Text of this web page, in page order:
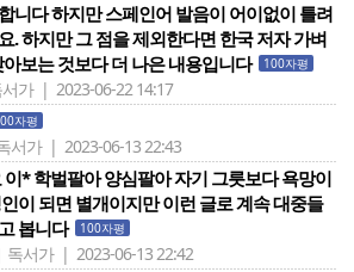
니다 하지만 스페인어 발음이 어이없이 틀려
. 하지만 그 점을 제외한다면 한국 저자 가벼
보는 것보다 더 나은 내용입니다
100자평
서가 | 2023-06-22 14:17
자평
서가 | 2023-06-13 22:43
이* 학벌팔아 양심팔아 자기 그릇보다 욕망이
이 되면 별개이지만 이런 글로 계속 대중들
봅니다
100자평
독서가 | 2023-06-13 22:42